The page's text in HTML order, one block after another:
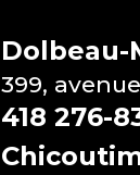
Dolbeau-
399,
418 276-